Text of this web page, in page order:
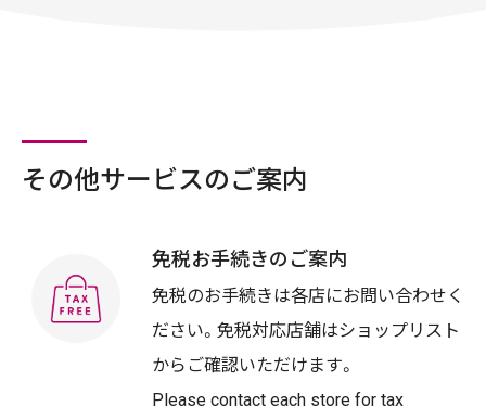
その他サービスのご案内
免税お手続きのご案内
免税のお手続きは各店にお問い合わせく
ださい。免税対応店舗はショップリスト
からご確認いただけます。
Please contact each store for tax